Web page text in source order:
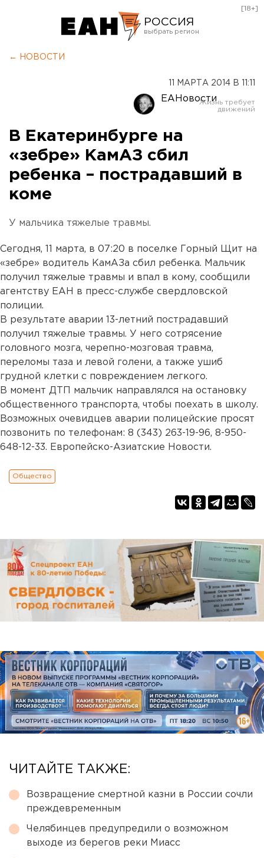
РОССИЯ
Оренбург
[18+]
← НОВОСТИ
11 МАРТА 2014 В 11:11
ЕАНовости
В Екатеринбурге на
«зебре» КамАЗ сбил
ребенка – пострадавший в
коме
У мальчика тяжелые травмы.
Сегодня, 11 марта, в 07:20 в поселке Горный Щит на
«зебре» водитель КамАЗа сбил ребенка. Мальчик
получил тяжелые травмы и впал в кому, сообщили
агентству ЕАН в пресс-службе свердловской
полиции.
В результате аварии 13-летний пострадавший
получил тяжелые травмы. У него сотрясение
головного мозга, черепно-мозговая травма,
переломы таза и левой голени, а также ушиб
грудной клетки с повреждением легкого.
В момент ДТП мальчик направлялся на остановку
общественного транспорта, чтобы поехать в школу.
Возможных очевидцев аварии полицейские просят
позвонить по телефонам: 8 (343) 263-19-96, 8-950-
648-12-33. Европейско-Азиатские Новости.
Общество
ЧИТАЙТЕ ТАКЖЕ:
Возвращение смертной казни в России сочли
преждевременным
Челябинцев предупредили о возможном
выходе из берегов реки Миасс